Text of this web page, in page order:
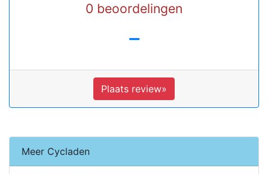
0 beoordelingen
-
Plaats review»
Meer Cycladen